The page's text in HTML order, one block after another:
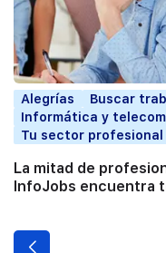
Alegrías
Buscar
Informática y
Tu sector profesional
La mitad de
InfoJobs encuentra